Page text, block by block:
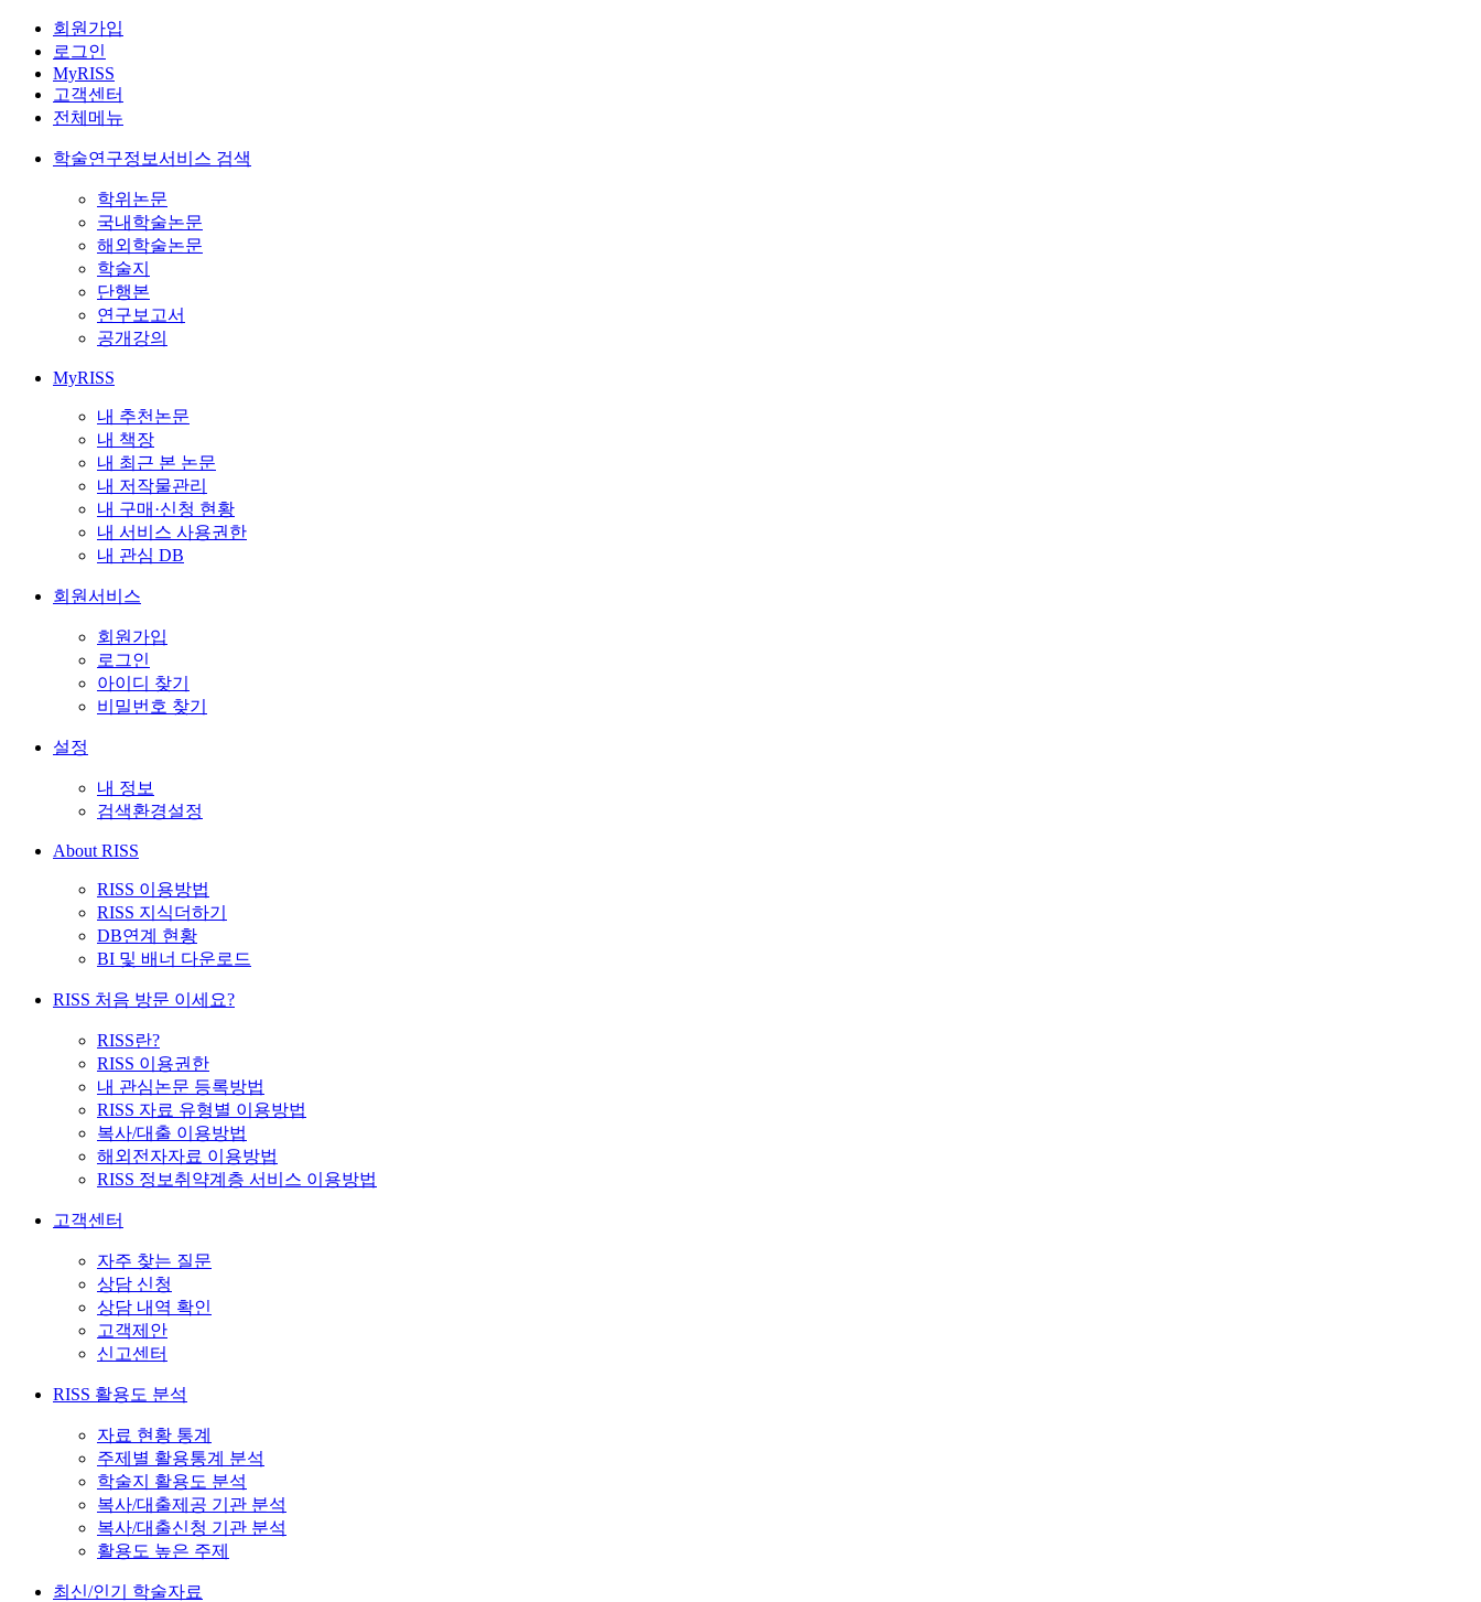
회원가입
로그인
MyRISS
고객센터
전체메뉴
학술연구정보서비스 검색
학위논문
국내학술논문
해외학술논문
학술지
단행본
연구보고서
공개강의
MyRISS
내 추천논문
내 책장
내 최근 본 논문
내 저작물관리
내 구매·신청 현황
내 서비스 사용권한
내 관심 DB
회원서비스
회원가입
로그인
아이디 찾기
비밀번호 찾기
설정
내 정보
검색환경설정
About RISS
RISS 이용방법
RISS 지식더하기
DB연계 현황
BI 및 배너 다운로드
RISS 처음 방문 이세요?
RISS란?
RISS 이용권한
내 관심논문 등록방법
RISS 자료 유형별 이용방법
복사/대출 이용방법
해외전자자료 이용방법
RISS 정보취약계층 서비스 이용방법
고객센터
자주 찾는 질문
상담 신청
상담 내역 확인
고객제안
신고센터
RISS 활용도 분석
자료 현황 통계
주제별 활용통계 분석
학술지 활용도 분석
복사/대출제공 기관 분석
복사/대출신청 기관 분석
활용도 높은 주제
최신/인기 학술자료